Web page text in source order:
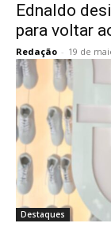
Ednaldo
para voltar
Redação - 19 de
Destaques